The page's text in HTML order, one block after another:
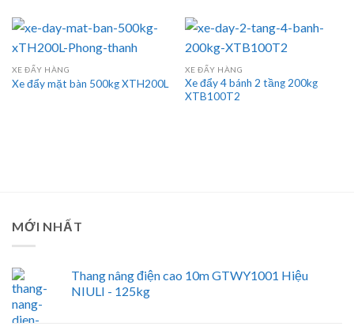
XE ĐẨY HÀNG
Xe đẩy mặt bàn 500kg XTH200L
XE ĐẨY HÀNG
Xe đẩy 4 bánh 2 tầng 200kg
XTB100T2
MỚI NHẤT
Thang nâng điện cao 10m GTWY1001 Hiệu
NIULI - 125kg